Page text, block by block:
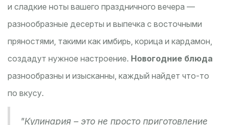
и сладкие ноты вашего праздничного вечера —
разнообразные десерты и выпечка с восточными
пряностями, такими как имбирь, корица и кардамон,
создадут нужное настроение. Новогодние блюда
разнообразны и изысканны, каждый найдет что-то
по вкусу.
"Кулинария – это не просто приготовление